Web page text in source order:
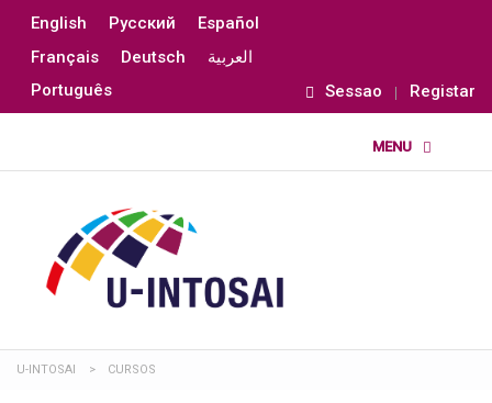
English Русский
Español
Français
Deutsch
العربية
Português
Sessao Registar
U-INTOSAI > CURSOS